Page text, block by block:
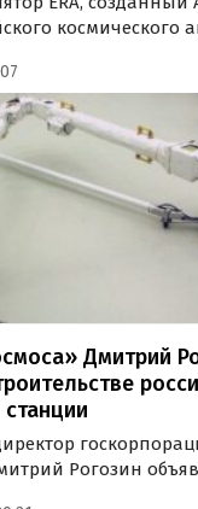
космического
модуль «Наука»
«Протон» с
Дмитрий
Рогозин